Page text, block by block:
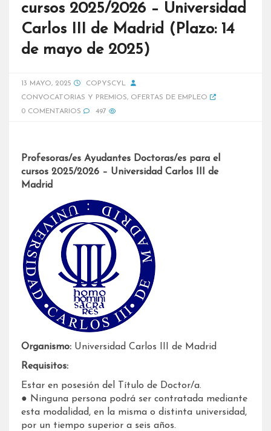
cursos 2025/2026 – Universidad
Carlos III de Madrid (Plazo: 14
de mayo de 2025)
13 MAYO, 2025
COPYSCYL
CONVOCATORIAS Y PREMIOS, OFERTAS DE EMPLEO
0 COMENTARIOS
497
Profesoras/es Ayudantes Doctoras/es para el
cursos 2025/2026 – Universidad Carlos III de
Madrid
Organismo: Universidad Carlos III de Madrid
Requisitos:
Estar en posesión del Título de Doctor/a.
● Ninguna persona podrá ser contratada mediante
esta modalidad, en la misma o distinta universidad,
por un tiempo superior a seis años.